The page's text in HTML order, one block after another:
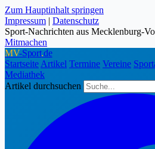
Zum Hauptinhalt springen
Impressum | Datenschutz
Sport-Nachrichten aus Mecklenburg-
Mitmachen
MV-Sport.de
Startseite Artikel Termine Vereine
Mediathek
Artikel durchsuchen